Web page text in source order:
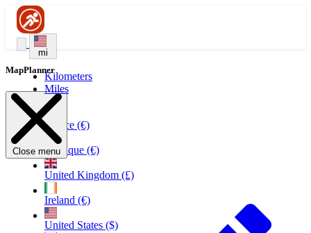
mi
Kilometers
Miles
France (€)
Belgique (€)
United Kingdom (£)
Ireland (€)
United States ($)
MapPlanner
Close menu